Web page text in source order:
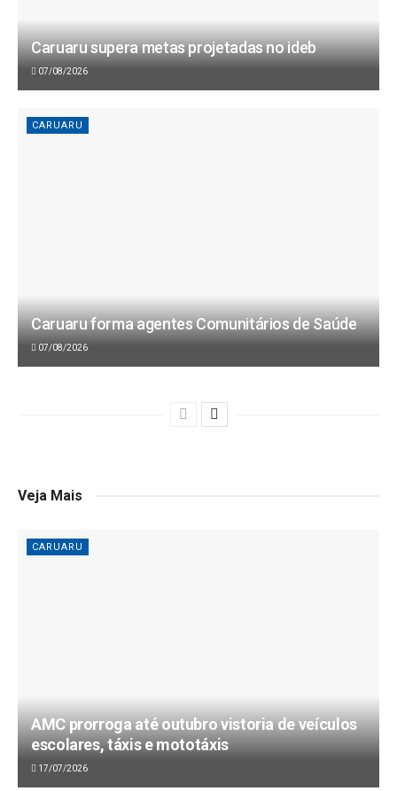
Caruaru supera metas projetadas no ideb
07/08/2026
CARUARU
Caruaru forma agentes Comunitários de Saúde
07/08/2026
Veja Mais
CARUARU
AMC prorroga até outubro vistoria de veículos
escolares, táxis e mototáxis
17/07/2026